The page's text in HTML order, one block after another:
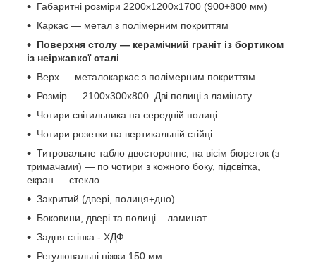
Габаритні розміри 2200х1200х1700 (900+800 мм)
Каркас — метал з полімерним покриттям
Поверхня столу — керамічний граніт із бортиком
із неіржавкої сталі
Верх — металокаркас з полімерним покриттям
Розмір — 2100х300х800. Дві полиці з ламінату
Чотири світильника на середній полиці
Чотири розетки на вертикальній стійці
Титровальне табло двостороннє, на вісім бюреток (з
тримачами) — по чотири з кожного боку, підсвітка,
екран — стекло
Закритий (двері, полиця+дно)
Боковини, двері та полиці – ламинат
Задня стінка - ХДФ
Регулювальні ніжки 150 мм.